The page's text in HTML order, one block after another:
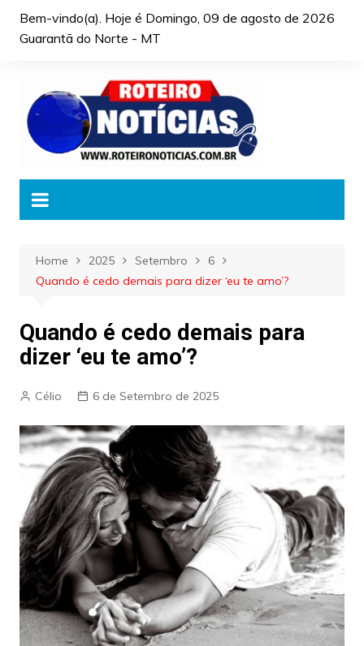
Bem-vindo(a). Hoje é Domingo, 09 de agosto de 2026
Guarantã do Norte - MT
Home 2025 Setembro
6
Quando é cedo demais para dizer ‘eu te amo’?
Quando é cedo demais para
dizer ‘eu te amo’?
Célio 6 de Setembro de 2025